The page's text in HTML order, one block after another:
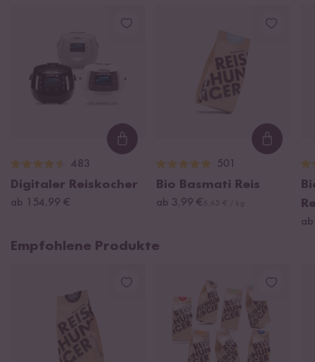
Loading...
483
Digitaler Reiskocher
ab 154,99 €
501
Bio Basmati Reis
ab 3,99 €
Empfohlene Produkte